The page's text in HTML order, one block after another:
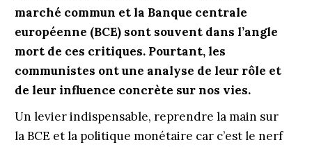
marché commun et la Banque centrale
européenne (BCE) sont souvent dans l’angle
mort de ces critiques. Pourtant, les
communistes ont une analyse de leur rôle et
de leur influence concrète sur nos vies.
Un levier indispensable, re­prendre la main sur
la BCE et la politique monétaire car c’est le nerf